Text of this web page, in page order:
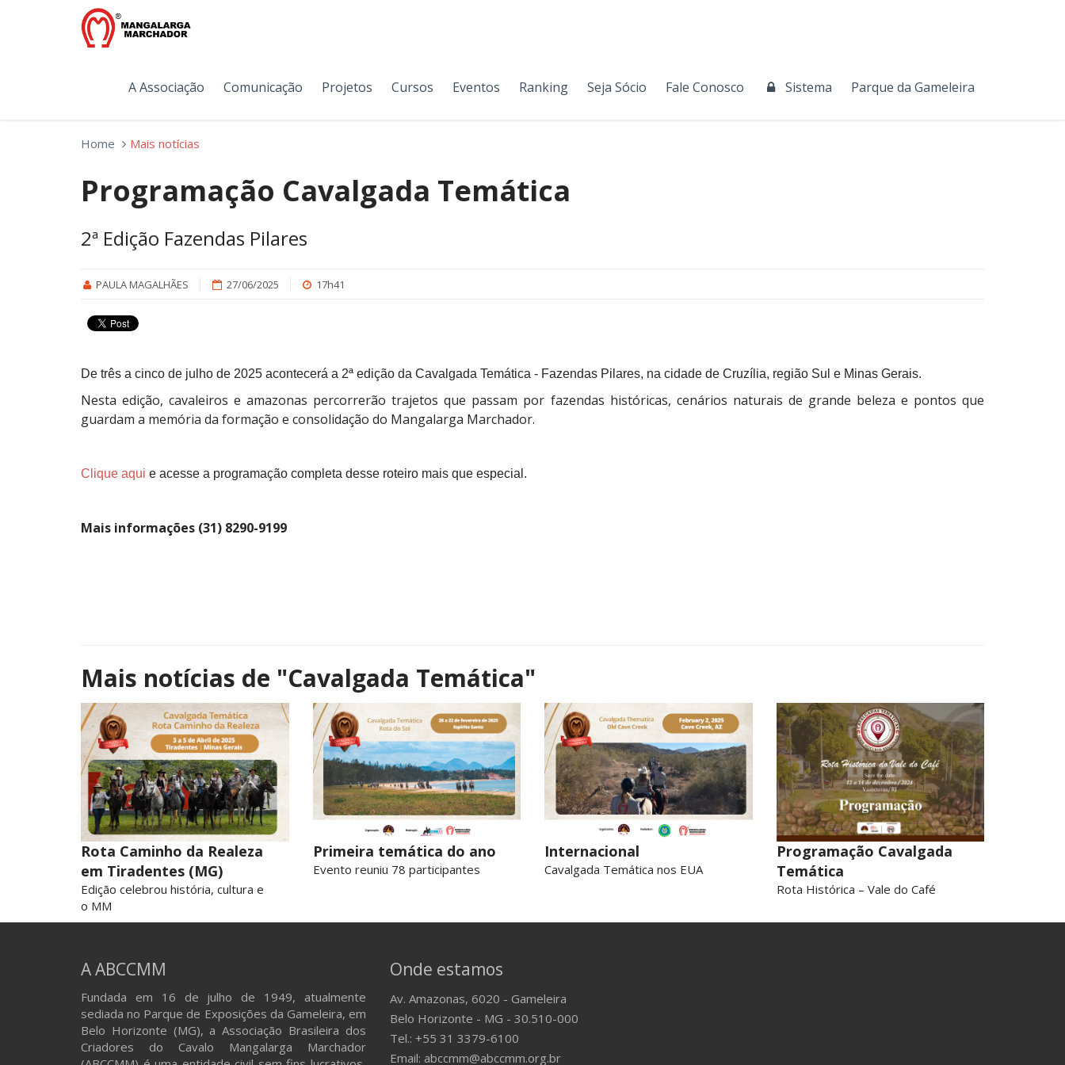
A Associação Comunicação Projetos Cursos Eventos Ranking Seja Sócio Fale Conosco Sistema Parque da Gameleira
Home Mais notícias
Programação Cavalgada Temática
2ª Edição Fazendas Pilares
PAULA MAGALHÃES 27/06/2025 17h41
De três a cinco de julho de 2025 acontecerá a 2ª edição da Cavalgada Temática - Fazendas Pilares, na cidade de Cruzília, região Sul e Minas Gerais.
Nesta edição, cavaleiros e amazonas percorrerão trajetos que passam por fazendas históricas, cenários naturais de grande beleza e pontos que
guardam a memória da formação e consolidação do Mangalarga Marchador.
Clique aqui e acesse a programação completa desse roteiro mais que especial.
Mais informações (31) 8290-9199
Mais notícias de "Cavalgada Temática"
Rota Caminho da Realeza
em Tiradentes (MG)
Edição celebrou história, cultura e
o MM
Primeira temática do ano
Evento reuniu 78 participantes
Internacional
Cavalgada Temática nos EUA
Programação Cavalgada
Temática
Rota Histórica – Vale do Café
A ABCCMM
Fundada em 16 de julho de 1949, atualmente
sediada no Parque de Exposições da Gameleira, em
Belo Horizonte (MG), a Associação Brasileira dos
Criadores do Cavalo Mangalarga Marchador
Onde estamos
Av. Amazonas, 6020 - Gameleira
Belo Horizonte - MG - 30.510-000
Tel.: +55 31 3379-6100
Email: abccmm@abccmm.org.br